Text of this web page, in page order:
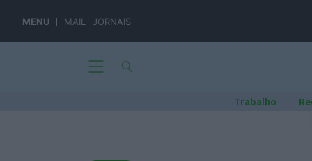
MENU MAIL JORNAIS
Trabalho